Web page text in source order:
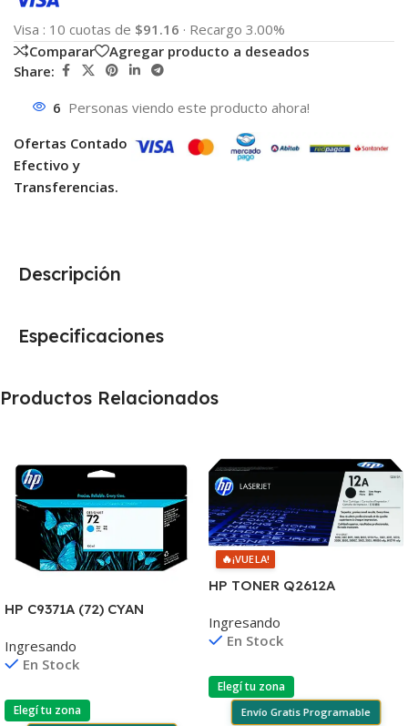
Visa : 10 cuotas de $91.16 · Recargo 3.00%
Comparar
Agregar producto a deseados
Share:
6 Personas viendo este producto ahora!
Ofertas Contado
Efectivo y
Transferencias.
Descripción
Especificaciones
Productos Relacionados
HP C9371A (72) CYAN
795/790 130ML UK
Ingresando
En Stock
Elegí tu zona
🔥¡VUELA!
HP TONER Q2612A
3015/30/50 MFC1005/1319
Ingresando
En Stock
Elegí tu zona
Envío Gratis Programable